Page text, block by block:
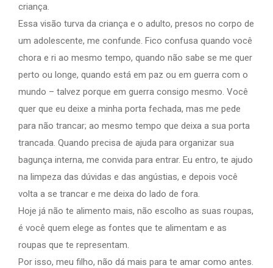
criança.
Essa visão turva da criança e o adulto, presos no corpo de
um adolescente, me confunde. Fico confusa quando você
chora e ri ao mesmo tempo, quando não sabe se me quer
perto ou longe, quando está em paz ou em guerra com o
mundo – talvez porque em guerra consigo mesmo. Você
quer que eu deixe a minha porta fechada, mas me pede
para não trancar; ao mesmo tempo que deixa a sua porta
trancada. Quando precisa de ajuda para organizar sua
bagunça interna, me convida para entrar. Eu entro, te ajudo
na limpeza das dúvidas e das angústias, e depois você
volta a se trancar e me deixa do lado de fora.
Hoje já não te alimento mais, não escolho as suas roupas,
é você quem elege as fontes que te alimentam e as
roupas que te representam.
Por isso, meu filho, não dá mais para te amar como antes.